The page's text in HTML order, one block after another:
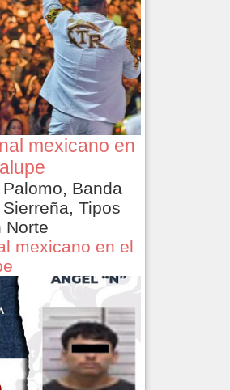
mexicano en
Banda
Tipos
Norte
mexicano en el